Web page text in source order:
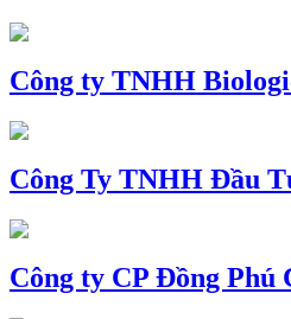
Công ty TNHH
Công Ty TNHH Đầu
Công ty CP Đồng Phú